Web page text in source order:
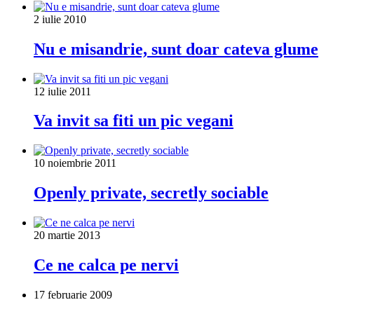
2 iulie 2010
Nu e misandrie, sunt doar cateva glume
12 iulie 2011
Va invit sa fiti un pic vegani
10 noiembrie 2011
Openly private, secretly sociable
20 martie 2013
Ce ne calca pe nervi
17 februarie 2009